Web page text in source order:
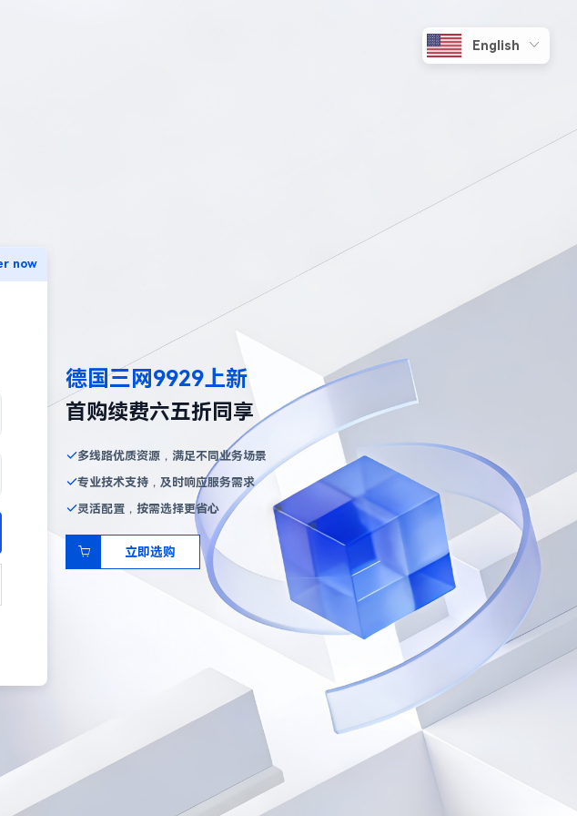
now
德国三网9929上新
首购续费六五折同享
多线路优质资源，满足不同业务场景
专业技术支持，及时响应服务需求
灵活配置，按需选择更省心
立即选购